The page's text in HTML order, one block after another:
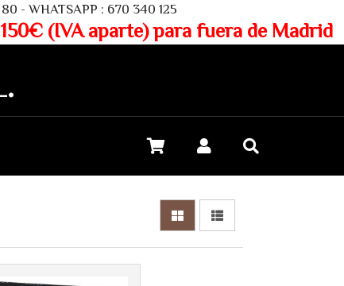
: 670 340 125
para fuera de Madrid